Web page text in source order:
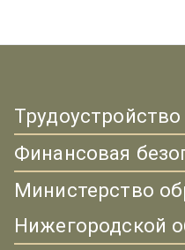
Финансовая
Министерство
Нижегородской